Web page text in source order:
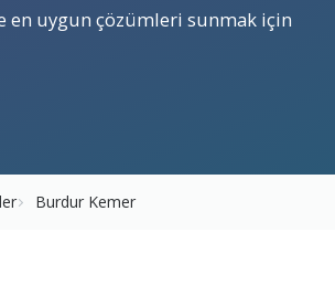
en uygun çözümleri sunmak için
Burdur Kemer